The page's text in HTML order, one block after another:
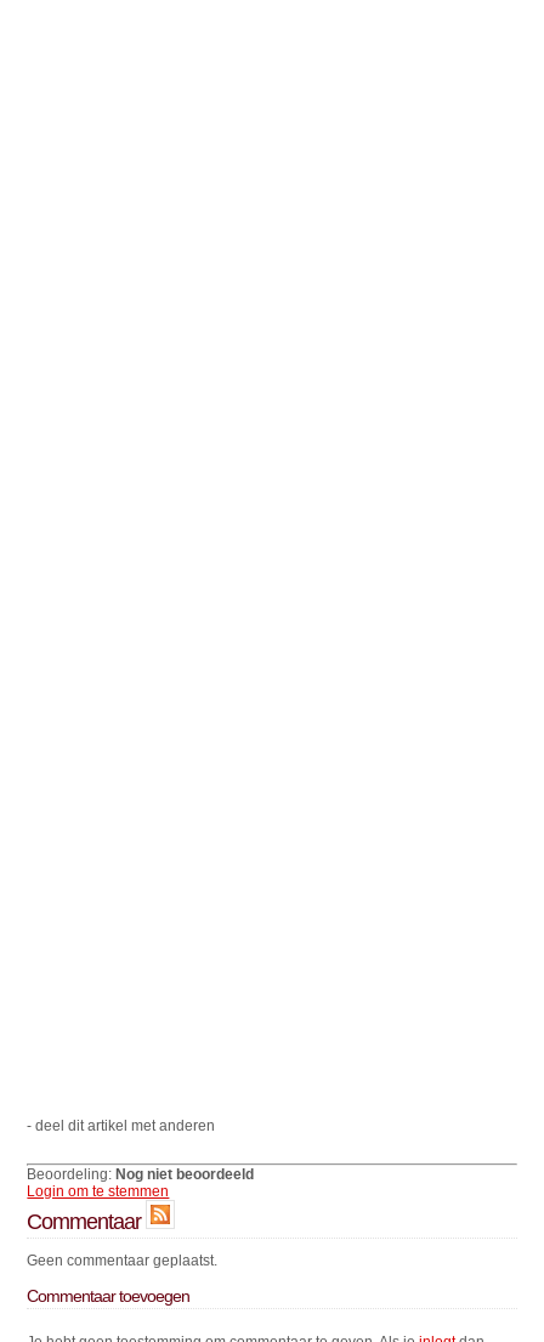
- deel dit artikel met anderen
Beoordeling: Nog niet beoordeeld
Login om te stemmen
Commentaar
Geen commentaar geplaatst.
Commentaar toevoegen